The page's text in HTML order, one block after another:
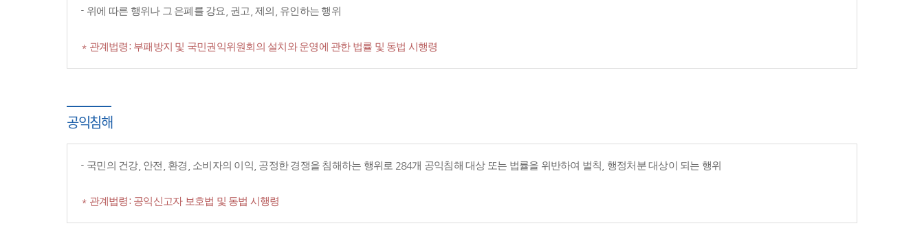
위에 따른 행위나 그 은폐를 강요, 권고, 제의, 유인하는 행위
* 관계법령: 부패방지 및 국민권익위원회의 설치와 운영에 관한 법률 및 동법 시행령
공익침해
국민의 건강, 안전, 환경, 소비자의 이익, 공정한 경쟁을 침해하는 행위로 284개 공익침해 대상 또는 법률을 위반하여 벌칙, 행정처분 대상이 되는 행위
* 관계법령: 공익신고자 보호법 및 동법 시행령